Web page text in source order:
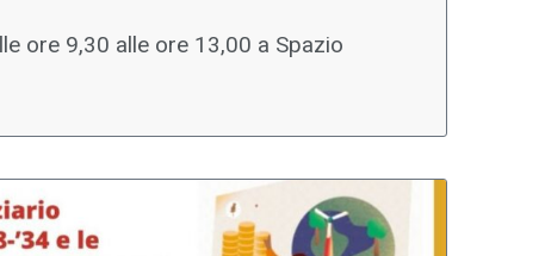
ore 9,30 alle ore 13,00 a Spazio